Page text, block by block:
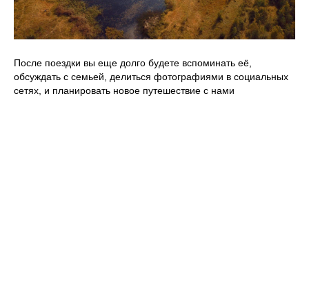
После поездки вы еще долго будете вспоминать её,
обсуждать с семьей, делиться фотографиями в социальных
сетях, и планировать новое путешествие с нами